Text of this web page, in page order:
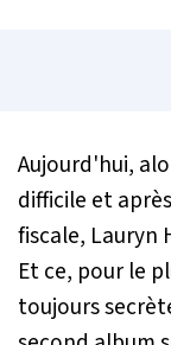
Aujourd'hui,
difficile et
fiscale, Lauryn
Et ce, pour le
toujours